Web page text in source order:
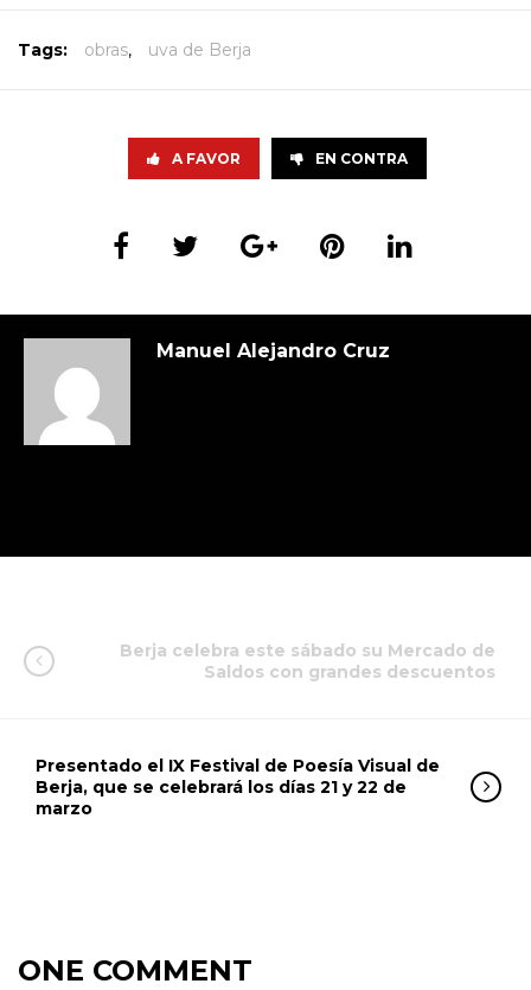
Tags: obras, uva de Berja
A FAVOR EN CONTRA
Manuel Alejandro Cruz
Berja celebra este sábado su Mercado de
Saldos con grandes descuentos
Presentado el IX Festival de Poesía Visual de
Berja, que se celebrará los días 21 y 22 de
marzo
ONE COMMENT